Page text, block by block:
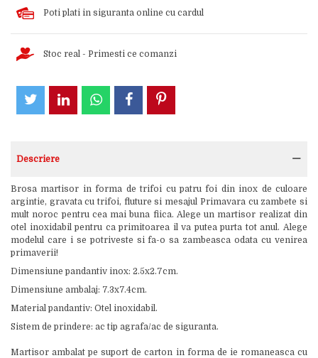
Poti plati in siguranta online cu cardul
Stoc real - Primesti ce comanzi
Descriere
Brosa martisor in forma de trifoi cu patru foi din inox de culoare
argintie, gravata cu trifoi, fluture si mesajul Primavara cu zambete si
mult noroc pentru cea mai buna fiica. Alege un martisor realizat din
otel inoxidabil pentru ca primitoarea il va putea purta tot anul. Alege
modelul care i se potriveste si fa-o sa zambeasca odata cu venirea
primaverii!
Dimensiune pandantiv inox: 2.5x2.7cm.
Dimensiune ambalaj: 7.3x7.4cm.
Material pandantiv: Otel inoxidabil.
Sistem de prindere: ac tip agrafa/ac de siguranta.
Martisor ambalat pe suport de carton in forma de ie romaneasca cu